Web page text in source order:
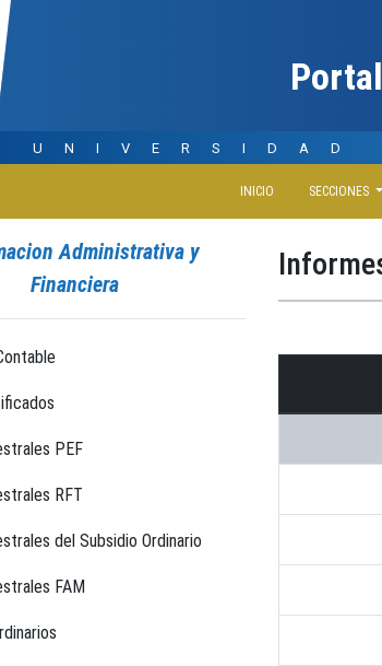
UNIVERSIDAD
INICIO SECCIONES
Administrativa y
Financiera
PEF
RFT
del Subsidio Ordinario
FAM